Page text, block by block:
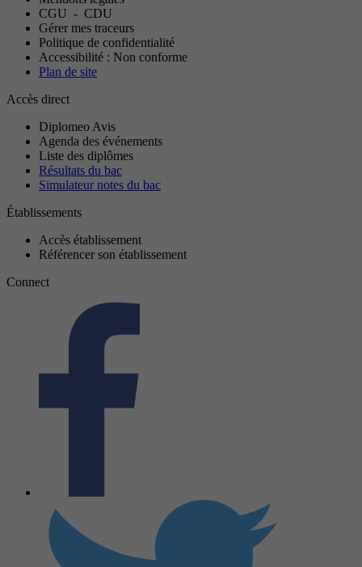
CGU - CDU
Gérer mes traceurs
Politique de confidentialité
Accessibilité : Non conforme
Plan de site
Accès direct
Diplomeo Avis
Agenda des événements
Liste des diplômes
Résultats du bac
Simulateur notes du bac
Établissements
Accès établissement
Référencer son établissement
Connect